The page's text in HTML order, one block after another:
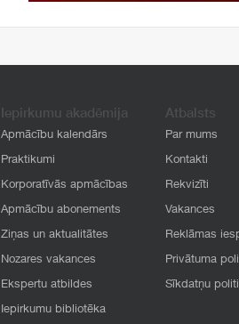
Iepirkumu akadēmija
Apmācību kalendārs
Praktikumi
Korporatīvās apmācības
Apmācību abonements
Ziņas un aktualitātes
Nozares vakances
Ekspertu atbildes
Iepirkumu bibliotēka
Atbalsts
Par mums
Kontakti
Rekvizīti
Vakances
Reklāmas
Privātuma
Sīkdatņu